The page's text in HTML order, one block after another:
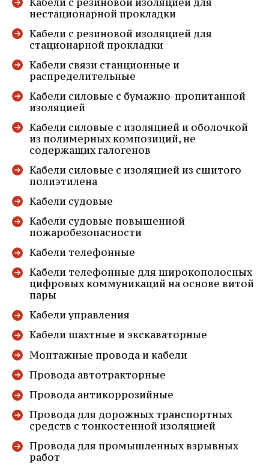
нестационарной прокладки
Кабели с резиновой изоляцией для
стационарной прокладки
Кабели связи станционные и
распределительные
Кабели силовые с бумажно-пропитанной
изоляцией
Кабели силовые с изоляцией и оболочкой
из полимерных композиций, не
содержащих галогенов
Кабели силовые с изоляцией из сшитого
полиэтилена
Кабели судовые
Кабели судовые повышенной
пожаробезопасности
Кабели телефонные
Кабели телефонные для широкополосных
цифровых коммуникаций на основе витой
пары
Кабели управления
Кабели шахтные и экскаваторные
Монтажные провода и кабели
Провода автотракторные
Провода антикоррозийные
Провода для дорожных транспортных
средств с тонкостенной изоляцией
Провода для промышленных взрывных
работ